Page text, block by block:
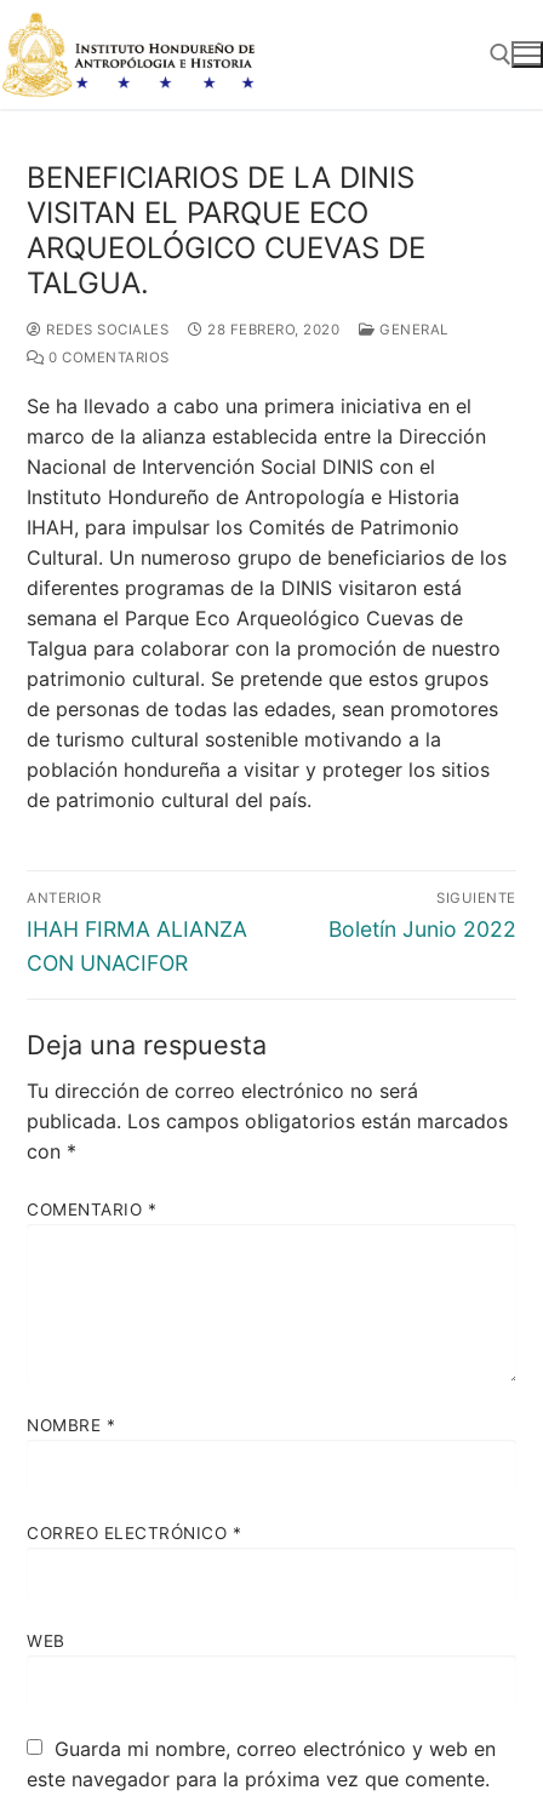
al
contenido
BENEFICIARIOS DE LA DINIS
VISITAN EL PARQUE ECO
ARQUEOLÓGICO CUEVAS DE
TALGUA.
REDES SOCIALES 28 FEBRERO, 2020
GENERAL
0 COMENTARIOS
Se ha llevado a cabo una primera iniciativa en el
marco de la alianza establecida entre la Dirección
Nacional de Intervención Social DINIS con el
Instituto Hondureño de Antropología e Historia
IHAH, para impulsar los Comités de Patrimonio
Cultural. Un numeroso grupo de beneficiarios de los
diferentes programas de la DINIS visitaron está
semana el Parque Eco Arqueológico Cuevas de
Talgua para colaborar con la promoción de nuestro
patrimonio cultural. Se pretende que estos grupos
de personas de todas las edades, sean promotores
de turismo cultural sostenible motivando a la
población hondureña a visitar y proteger los sitios
de patrimonio cultural del país.
Navegación
de
entradas
ANTERIOR
Entrada
anterior:
IHAH FIRMA ALIANZA
CON UNACIFOR
SIGUIENTE
Entrada
Boletín Junio 2022
Deja una respuesta
Tu dirección de correo electrónico no será
publicada. Los campos obligatorios están marcados
con *
COMENTARIO *
NOMBRE *
CORREO ELECTRÓNICO *
WEB
Guarda mi nombre, correo electrónico y web en
este navegador para la próxima vez que comente.